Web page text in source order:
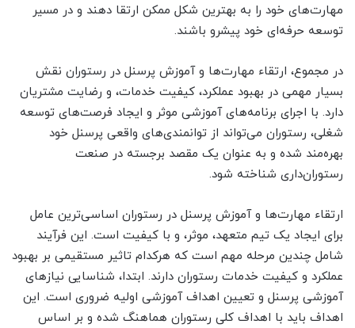
مهارت‌های خود را به بهترین شکل ممکن ارتقا دهند و در مسیر
توسعه حرفه‌ای خود پیشرو باشند.
در مجموع، ارتقاء مهارت‌ها و آموزش پرسنل در رستوران نقش
بسیار مهمی در بهبود عملکرد، کیفیت خدمات، و رضایت مشتریان
دارد. با اجرای برنامه‌های آموزشی موثر و ایجاد فرصت‌های توسعه
شغلی، رستوران می‌تواند از توانمندی‌های واقعی پرسنل خود
بهره‌مند شده و به عنوان یک مقصد برجسته در صنعت
رستوران‌داری شناخته شود.
ارتقاء مهارت‌ها و آموزش پرسنل در رستوران اساسی‌ترین عامل
برای ایجاد یک تیم متعهد، موثر، و با کیفیت است. این فرآیند
شامل چندین مرحله مهم است که هرکدام تاثیر مستقیمی بر بهبود
عملکرد و کیفیت خدمات رستوران دارند. ابتدا، شناسایی نیازهای
آموزشی پرسنل و تعیین اهداف آموزشی اولیه ضروری است. این
اهداف باید با اهداف کلی رستوران هماهنگ شده و بر اساس